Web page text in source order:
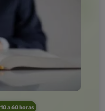
10 a 60 horas